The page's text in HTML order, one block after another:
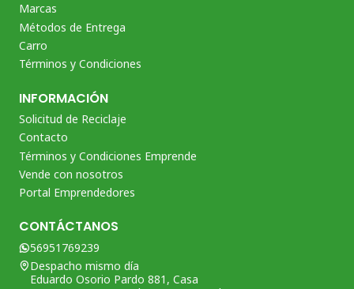
Marcas
Métodos de Entrega
Carro
Términos y Condiciones
INFORMACIÓN
Solicitud de Reciclaje
Contacto
Términos y Condiciones Emprende
Vende con nosotros
Portal Emprendedores
CONTÁCTANOS
56951769239
Despacho mismo día
Eduardo Osorio Pardo 881, Casa